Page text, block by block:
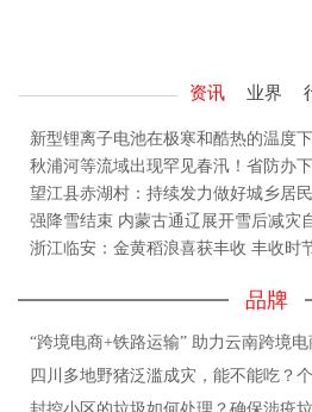
资讯 业界
新型锂离子电池在极寒和酷热的温度
秋浦河等流域出现罕见春汛！省防办
望江县赤湖村：持续发力做好城乡居
强降雪结束 内蒙古通辽展开雪后减灾
浙江临安：金黄稻浪喜获丰收 丰收时
品牌
“跨境电商+铁路运输” 助力云南跨境
四川多地野猪泛滥成灾，能不能吃？